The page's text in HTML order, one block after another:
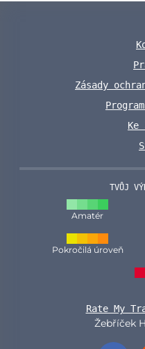
Zásady
Ke
TVŮJ
Amatér
Pokročilá úroveň
Rate My
Žebříček